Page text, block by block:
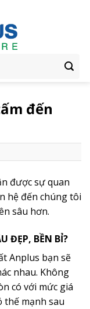
đến
được sự quan
hệ đến chúng tôi
sâu hơn.
ĐẸP, BỀN BỈ?
Anplus bạn sẽ
nhau. Không
có với mức giá
thế mạnh sau